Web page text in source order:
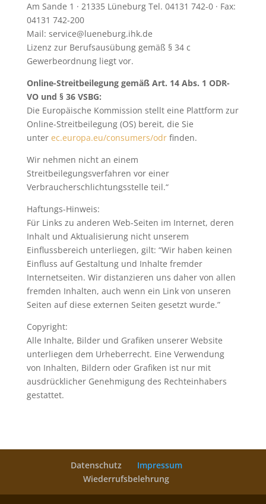
Am Sande 1 · 21335 Lüneburg Tel. 04131 742-0 · Fax:
04131 742-200
Mail: service@lueneburg.ihk.de
Lizenz zur Berufsausübung gemäß § 34 c
Gewerbeordnung liegt vor.
Online-Streitbeilegung gemäß Art. 14 Abs. 1 ODR-
VO und § 36 VSBG:
Die Europäische Kommission stellt eine Plattform zur
Online-Streitbeilegung (OS) bereit, die Sie
unter ec.europa.eu/consumers/odrfinden.
Wir nehmen nicht an einem
Streitbeilegungsverfahren vor einer
Verbraucherschlichtungsstelle teil.“
Haftungs-Hinweis:
Für Links zu anderen Web-Seiten im Internet, deren
Inhalt und Aktualisierung nicht unserem
Einflussbereich unterliegen, gilt: “Wir haben keinen
Einfluss auf Gestaltung und Inhalte fremder
Internetseiten. Wir distanzieren uns daher von allen
fremden Inhalten, auch wenn ein Link von unseren
Seiten auf diese externen Seiten gesetzt wurde.”
Copyright:
Alle Inhalte, Bilder und Grafiken unserer Website
unterliegen dem Urheberrecht. Eine Verwendung
von Inhalten, Bildern oder Grafiken ist nur mit
ausdrücklicher Genehmigung des Rechteinhabers
gestattet.
Datenschutz
Impressum
Wiederrufsbelehrung